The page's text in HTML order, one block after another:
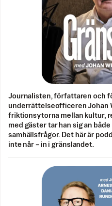
Journalisten, författaren och
underrättelseofficeren Johan
friktionsytorna mellan kultur,
med gäster tar han sig an
samhällsfrågor. Det här är
inte når – in i gränslandet.